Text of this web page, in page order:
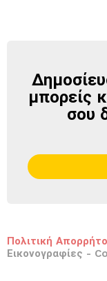
ΣΤΟΝ
ΡΩΜΗΌ
μπορείς
σου
Πολιτική
Εικονογραφίες -